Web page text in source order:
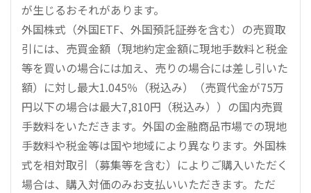
が生じるおそれがあります。
外国株式（外国ETF、外国預託証券を含む）の売買取
引には、売買金額（現地約定金額に現地手数料と税金
等を買いの場合には加え、売りの場合には差し引いた
額）に対し最大1.045％（税込み）（売買代金が75万
円以下の場合は最大7,810円（税込み））の国内売買
手数料をいただきます。外国の金融商品市場での現地
手数料や税金等は国や地域により異なります。外国株
式を相対取引（募集等を含む）によりご購入いただく
場合は、購入対価のみお支払いいただきます。ただ